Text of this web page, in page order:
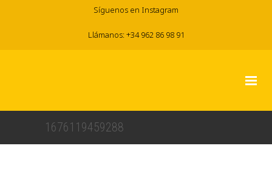
Síguenos en Instagram
Llámanos: +34 962 86 98 91
1676119459288